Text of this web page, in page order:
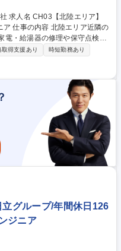
】
隣の
電・給湯器の修理や保守点検を
働き方が可能。現場で得た製品
詳細】一般家庭
業務用エアコン)、給湯機(エコ
断や部品交換、更新提案を担
量でスケジュールを管理しやす
で1日5～6件を訪問。出張は
んどありません。地域密着型の
取得支援あり
時短勤務あり
グループ/年間休日126
ジニア